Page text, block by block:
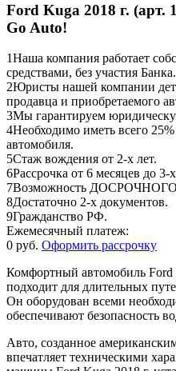
Ford Kuga 2018 г. (арт.
Go Auto!
1Наша компания работает
средствами, без участия Банка.
2Юристы нашей компании
продавца и приобретаемого
3Мы гарантируем
4Необходимо иметь всего
автомобиля.
5Стаж вождения от 2-х лет.
6Рассрочка от 6 месяцев до 3-
7Возможность ДОСРОЧНОГО
8Достаточно 2-х документов.
9Гражданство РФ.
Ежемесячный платеж:
0 руб. Оформить рассрочку
Комфортный автомобиль Ford
подходит для длительных
Он оборудован всеми
обеспечивают безопасность
Авто, созданное
впечатляет техническими